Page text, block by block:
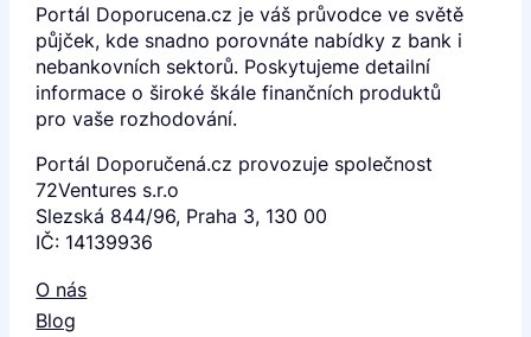
Portál Doporucena.cz je váš průvodce ve světě
půjček, kde snadno porovnáte nabídky z bank i
nebankovních sektorů. Poskytujeme detailní
informace o široké škále finančních produktů
pro vaše rozhodování.
Portál Doporučená.cz provozuje společnost
72Ventures s.r.o
Slezská 844/96, Praha 3, 130 00
IČ: 14139936
O nás
Blog